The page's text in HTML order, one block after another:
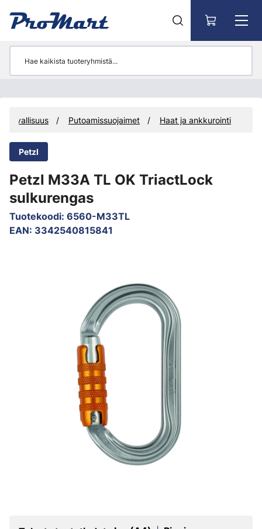
Putoamissuojaimet Haat ja ankkurointi
Petzl
Petzl M33A TL OK TriactLock
sulkurengas
Tuotekoodi: 6560-M33TL
EAN: 3342540815841